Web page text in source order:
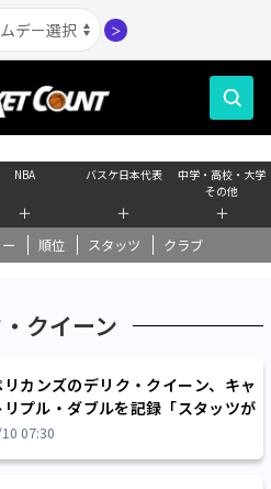
＞
NBA
＋
バスケ日本代表
＋
中学・高校・大学
その他
＋
順位 スタッツ クラブ
クイーン
リカンズのデリク・クイーン、キャ
リプル・ダブルを記録「スタッツが
方が良い」
07:30